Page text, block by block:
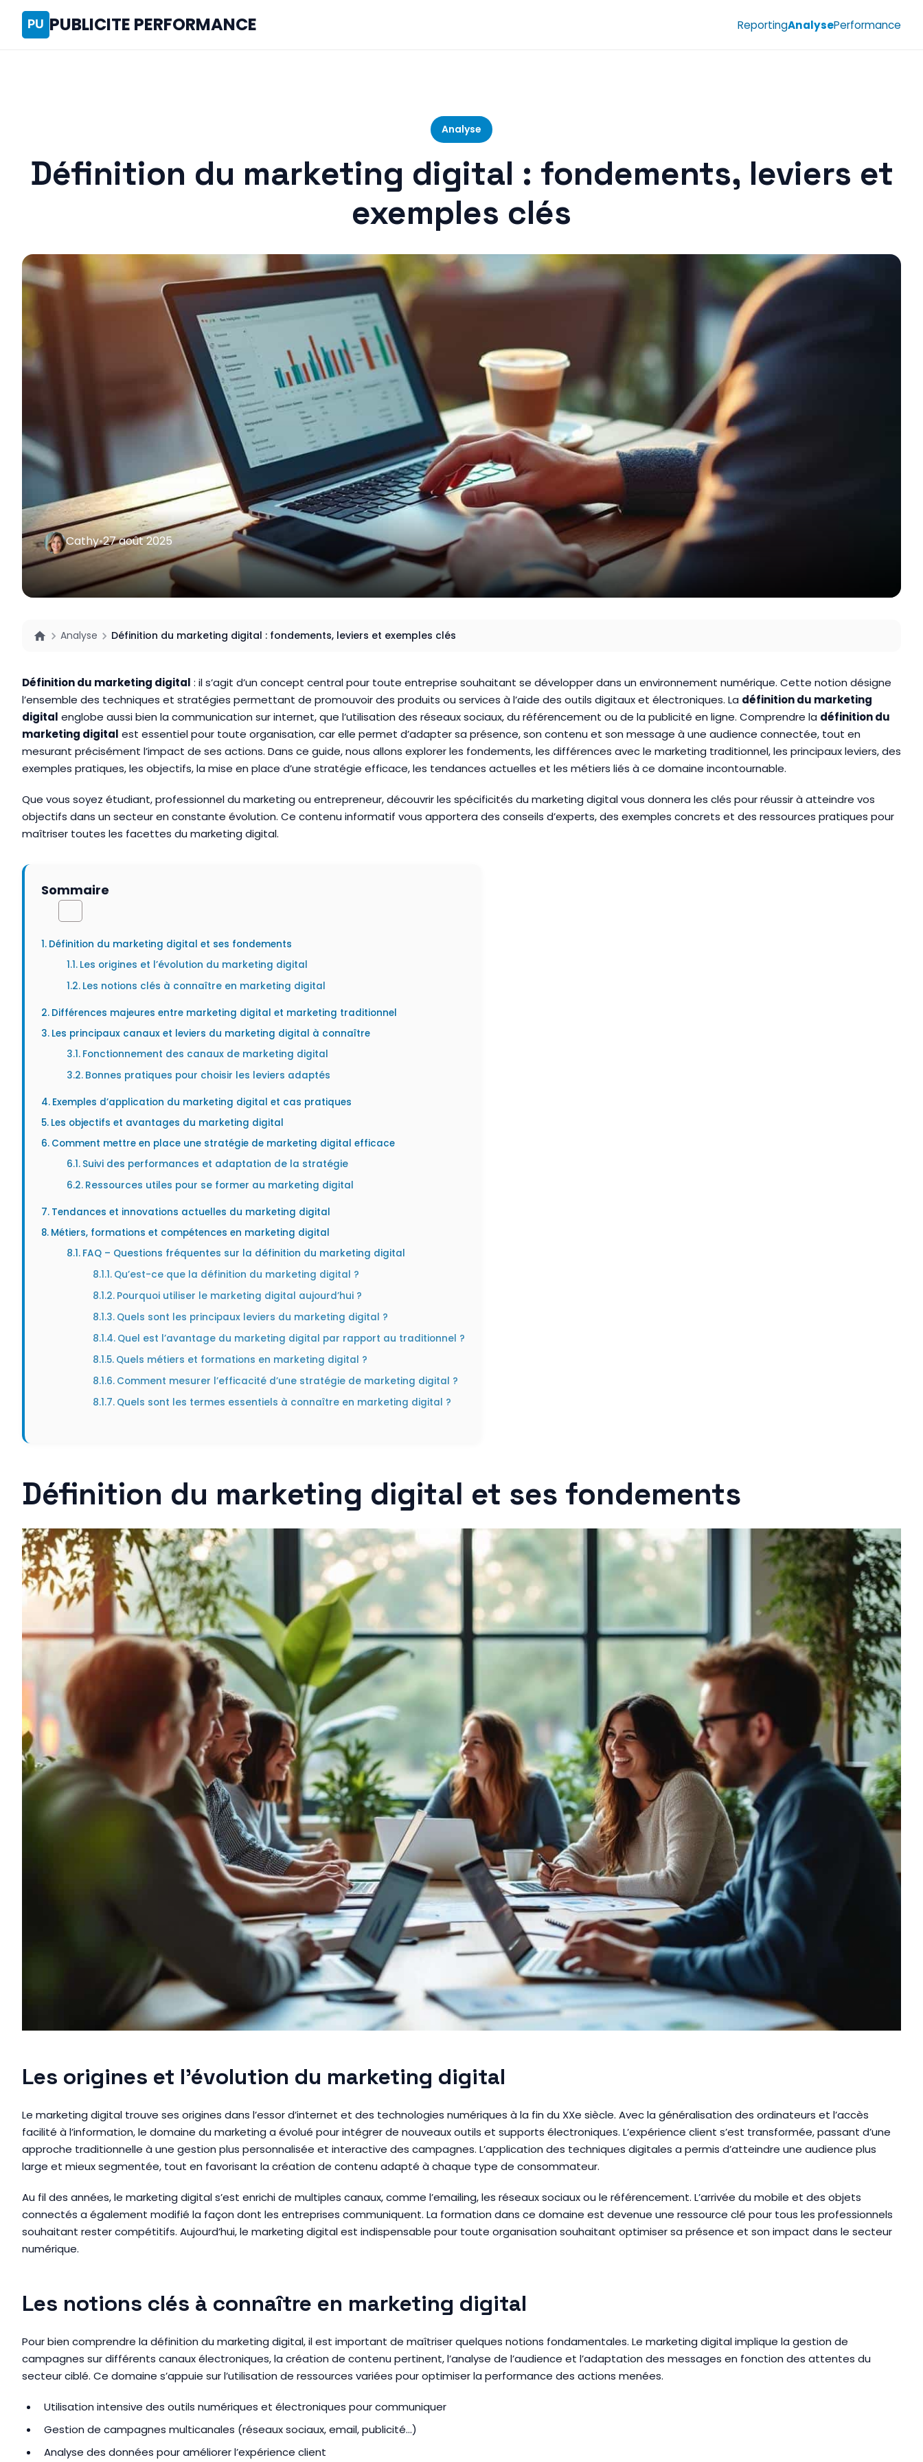
PUBLICITE PERFORMANCE ReportingAnalysePerformance
Analyse
Définition du marketing digital : fondements, leviers et
exemples clés
Cathy•27 août 2025
Analyse Définition du marketing digital : fondements, leviers et exemples clés
Définition du marketing digital : il s’agit d’un concept central pour toute entreprise souhaitant se développer dans un environnement numérique. Cette notion désigne
l’ensemble des techniques et stratégies permettant de promouvoir des produits ou services à l’aide des outils digitaux et électroniques. La définition du marketing
digital englobe aussi bien la communication sur internet, que l’utilisation des réseaux sociaux, du référencement ou de la publicité en ligne. Comprendre la définition du
marketing digital est essentiel pour toute organisation, car elle permet d’adapter sa présence, son contenu et son message à une audience connectée, tout en
mesurant précisément l’impact de ses actions. Dans ce guide, nous allons explorer les fondements, les différences avec le marketing traditionnel, les principaux leviers, des
exemples pratiques, les objectifs, la mise en place d’une stratégie efficace, les tendances actuelles et les métiers liés à ce domaine incontournable.
Que vous soyez étudiant, professionnel du marketing ou entrepreneur, découvrir les spécificités du marketing digital vous donnera les clés pour réussir à atteindre vos
objectifs dans un secteur en constante évolution. Ce contenu informatif vous apportera des conseils d’experts, des exemples concrets et des ressources pratiques pour
maîtriser toutes les facettes du marketing digital.
Sommaire
Définition du marketing digital et ses fondements
Les origines et l’évolution du marketing digital
Les notions clés à connaître en marketing digital
Différences majeures entre marketing digital et marketing traditionnel
Les principaux canaux et leviers du marketing digital à connaître
Fonctionnement des canaux de marketing digital
Bonnes pratiques pour choisir les leviers adaptés
Exemples d’application du marketing digital et cas pratiques
Les objectifs et avantages du marketing digital
Comment mettre en place une stratégie de marketing digital efficace
Suivi des performances et adaptation de la stratégie
Ressources utiles pour se former au marketing digital
Tendances et innovations actuelles du marketing digital
Métiers, formations et compétences en marketing digital
FAQ – Questions fréquentes sur la définition du marketing digital
Qu’est-ce que la définition du marketing digital ?
Pourquoi utiliser le marketing digital aujourd’hui ?
Quels sont les principaux leviers du marketing digital ?
Quel est l’avantage du marketing digital par rapport au traditionnel ?
Quels métiers et formations en marketing digital ?
Comment mesurer l’efficacité d’une stratégie de marketing digital ?
Quels sont les termes essentiels à connaître en marketing digital ?
Définition du marketing digital et ses fondements
Les origines et l’évolution du marketing digital
Le marketing digital trouve ses origines dans l’essor d’internet et des technologies numériques à la fin du XXe siècle. Avec la généralisation des ordinateurs et l’accès
facilité à l’information, le domaine du marketing a évolué pour intégrer de nouveaux outils et supports électroniques. L’expérience client s’est transformée, passant d’une
approche traditionnelle à une gestion plus personnalisée et interactive des campagnes. L’application des techniques digitales a permis d’atteindre une audience plus
large et mieux segmentée, tout en favorisant la création de contenu adapté à chaque type de consommateur.
Au fil des années, le marketing digital s’est enrichi de multiples canaux, comme l’emailing, les réseaux sociaux ou le référencement. L’arrivée du mobile et des objets
connectés a également modifié la façon dont les entreprises communiquent. La formation dans ce domaine est devenue une ressource clé pour tous les professionnels
souhaitant rester compétitifs. Aujourd’hui, le marketing digital est indispensable pour toute organisation souhaitant optimiser sa présence et son impact dans le secteur
numérique.
Les notions clés à connaître en marketing digital
Pour bien comprendre la définition du marketing digital, il est important de maîtriser quelques notions fondamentales. Le marketing digital implique la gestion de
campagnes sur différents canaux électroniques, la création de contenu pertinent, l’analyse de l’audience et l’adaptation des messages en fonction des attentes du
secteur ciblé. Ce domaine s’appuie sur l’utilisation de ressources variées pour optimiser la performance des actions menées.
Utilisation intensive des outils numériques et électroniques pour communiquer
Gestion de campagnes multicanales (réseaux sociaux, email, publicité…)
Analyse des données pour améliorer l’expérience client